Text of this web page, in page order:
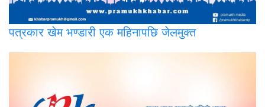
पत्रकार खेम भण्डारी एक महिनापछि जेलमुक्त